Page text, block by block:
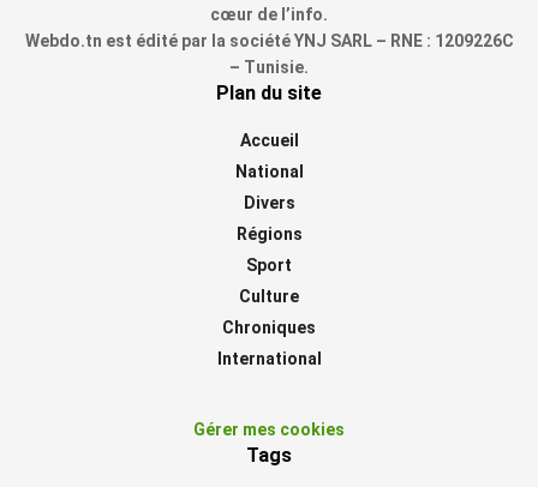
cœur de l’info.
Webdo.tn est édité par la société YNJ SARL – RNE : 1209226C
– Tunisie.
Plan du site
Accueil
National
Divers
Régions
Sport
Culture
Chroniques
International
Gérer mes cookies
Tags